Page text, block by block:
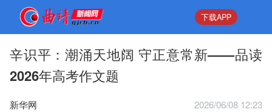
下载APP
辛识平：潮涌天地阔 守正意常新——品读
2026年高考作文题
新华网 2026/06/08 12:23